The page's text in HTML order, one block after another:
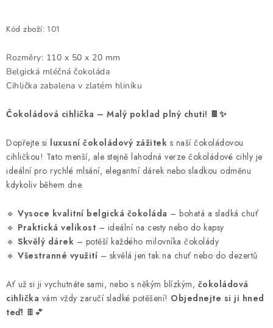
Kód zboží: 101
Rozměry: 110 x 50 x 20 mm
Belgická mléčná čokoláda
Cihlička zabalena v zlatém hliníku
Čokoládová cihlička – Malý poklad plný chuti! 🍫✨
Dopřejte si luxusní čokoládový zážitek s naší čokoládovou
cihličkou! Tato menší, ale stejně lahodná verze čokoládové cihly je
ideální pro rychlé mlsání, elegantní dárek nebo sladkou odměnu
kdykoliv během dne.
🔹 Vysoce kvalitní belgická čokoláda – bohatá a sladká chuť
🔹 Praktická velikost – ideální na cesty nebo do kapsy
🔹 Skvělý dárek – potěší každého milovníka čokolády
🔹 Všestranné využití – skvělá jen tak na chuť nebo do dezertů
Ať už si ji vychutnáte sami, nebo s někým blízkým, čokoládová
cihlička vám vždy zaručí sladké potěšení! Objednejte si ji hned
teď! 🍫💕